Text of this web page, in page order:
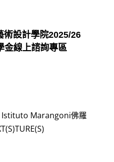
術設計學院2025/26
金線上諮詢專區